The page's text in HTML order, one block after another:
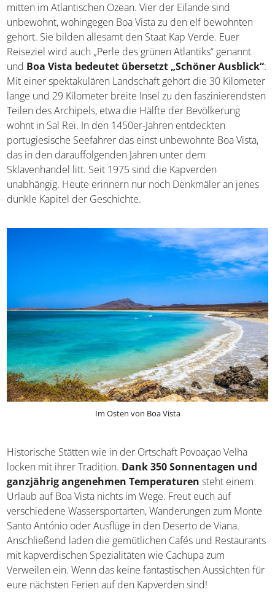
mitten im Atlantischen Ozean. Vier der Eilande sind
unbewohnt, wohingegen Boa Vista zu den elf bewohnten
gehört. Sie bilden allesamt den Staat Kap Verde. Euer
Reiseziel wird auch „Perle des grünen Atlantiks“ genannt
und Boa Vista bedeutet übersetzt „Schöner Ausblick“:
Mit einer spektakulären Landschaft gehört die 30 Kilometer
lange und 29 Kilometer breite Insel zu den faszinierendsten
Teilen des Archipels, etwa die Hälfte der Bevölkerung
wohnt in Sal Rei. In den 1450er-Jahren entdeckten
portugiesische Seefahrer das einst unbewohnte Boa Vista,
das in den darauffolgenden Jahren unter dem
Sklavenhandel litt. Seit 1975 sind die Kapverden
unabhängig. Heute erinnern nur noch Denkmäler an jenes
dunkle Kapitel der Geschichte.
Im Osten von Boa Vista
Historische Stätten wie in der Ortschaft Povoaçao Velha
locken mit ihrer Tradition. Dank 350 Sonnentagen und
ganzjährig angenehmen Temperaturen steht einem
Urlaub auf Boa Vista nichts im Wege. Freut euch auf
verschiedene Wassersportarten, Wanderungen zum Monte
Santo António oder Ausflüge in den Deserto de Viana.
Anschließend laden die gemütlichen Cafés und Restaurants
mit kapverdischen Spezialitäten wie Cachupa zum
Verweilen ein. Wenn das keine fantastischen Aussichten für
eure nächsten Ferien auf den Kapverden sind!